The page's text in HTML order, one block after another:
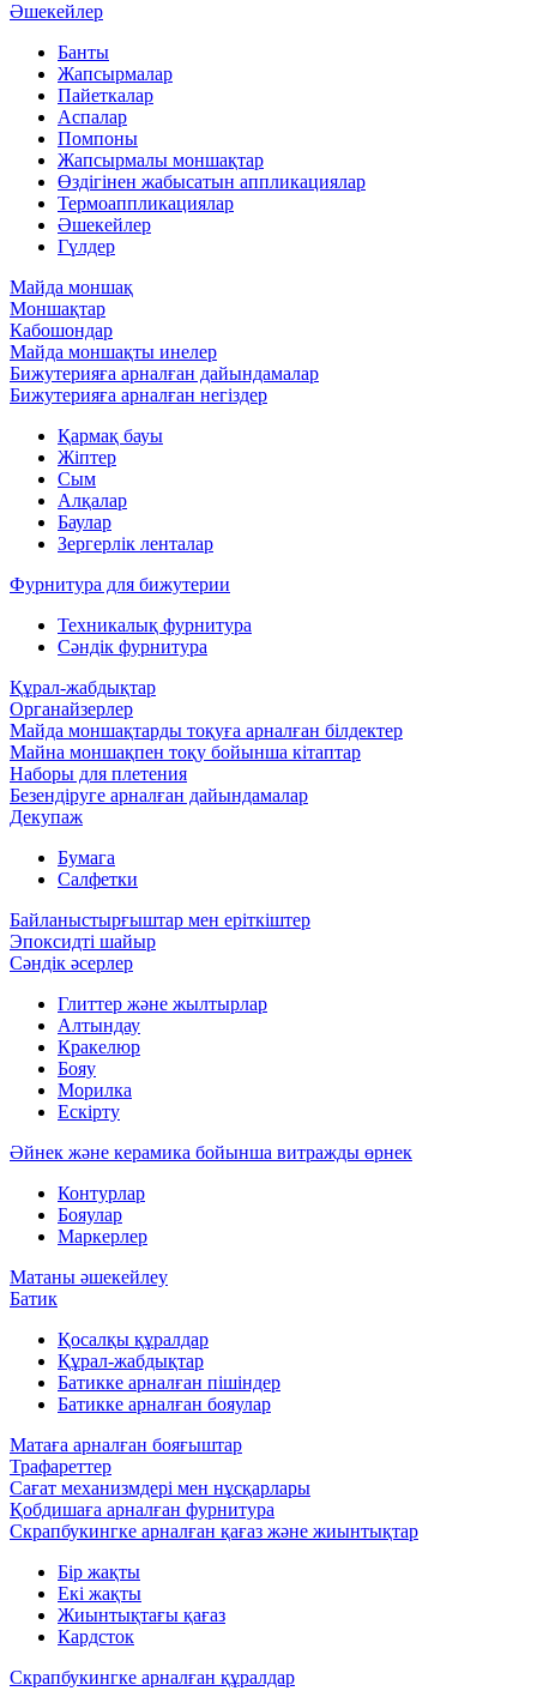
Әшекейлер
Банты
Жапсырмалар
Пайеткалар
Аспалар
Помпоны
Жапсырмалы моншақтар
Өздігінен жабысатын аппликациялар
Термоаппликациялар
Әшекейлер
Гүлдер
Майда моншақ
Моншақтар
Кабошондар
Майда моншақты инелер
Бижутерияға арналған дайындамалар
Бижутерияға арналған негіздер
Қармақ бауы
Жіптер
Сым
Алқалар
Баулар
Зергерлік ленталар
Фурнитура для бижутерии
Техникалық фурнитура
Сәндік фурнитура
Құрал-жабдықтар
Органайзерлер
Майда моншақтарды тоқуға арналған білдектер
Майна моншақпен тоқу бойынша кітаптар
Наборы для плетения
Безендіруге арналған дайындамалар
Декупаж
Бумага
Салфетки
Байланыстырғыштар мен еріткіштер
Эпоксидті шайыр
Сәндік әсерлер
Глиттер және жылтырлар
Алтындау
Кракелюр
Бояу
Морилка
Ескірту
Әйнек және керамика бойынша витражды өрнек
Контурлар
Бояулар
Маркерлер
Матаны әшекейлеу
Батик
Қосалқы құралдар
Құрал-жабдықтар
Батикке арналған пішіндер
Батикке арналған бояулар
Матаға арналған бояғыштар
Трафареттер
Сағат механизмдері мен нұсқарлары
Қобдишаға арналған фурнитура
Скрапбукингке арналған қағаз және жиынтықтар
Бір жақты
Екі жақты
Жиынтықтағы қағаз
Кардсток
Скрапбукингке арналған құралдар